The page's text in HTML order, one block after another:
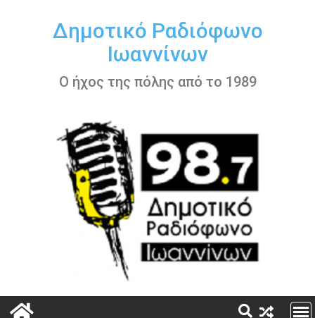
περιεχόμενοΔημοτικό Ραδιόφωνο
Ιωαννίνων
Ο ήχος της πόλης από το 1989